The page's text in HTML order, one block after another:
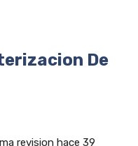
De
revision hace 39